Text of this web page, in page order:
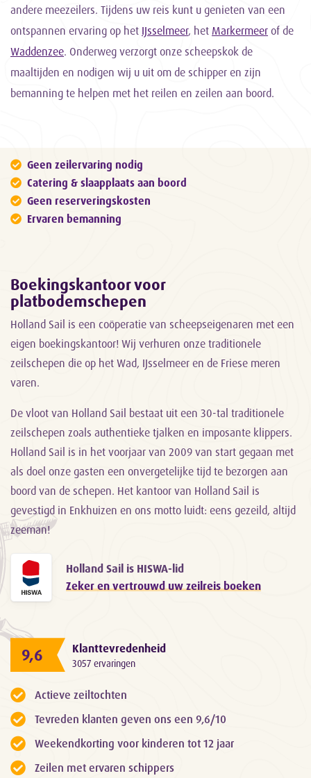
andere meezeilers. Tijdens uw reis kunt u genieten van een
ontspannen ervaring op het IJsselmeer, het Markermeer of de
Waddenzee. Onderweg verzorgt onze scheepskok de
maaltijden en nodigen wij u uit om de schipper en zijn
bemanning te helpen met het reilen en zeilen aan boord.
Geen zeilervaring nodig
Catering & slaapplaats aan boord
Geen reserveringskosten
Ervaren bemanning
Boekingskantoor voor
platbodemschepen
Holland Sail is een coöperatie van scheepseigenaren met een
eigen boekingskantoor! Wij verhuren onze traditionele
zeilschepen die op het Wad, IJsselmeer en de Friese meren
varen.
De vloot van Holland Sail bestaat uit een 30-tal traditionele
zeilschepen zoals authentieke tjalken en imposante klippers.
Holland Sail is in het voorjaar van 2009 van start gegaan met
als doel onze gasten een onvergetelijke tijd te bezorgen aan
boord van de schepen. Het kantoor van Holland Sail is
gevestigd in Enkhuizen en ons motto luidt: eens gezeild, altijd
zeeman!
Holland Sail is HISWA-lid
Zeker en vertrouwd uw zeilreis boeken
9,6 Klanttevredenheid
3057 ervaringen
Actieve zeiltochten
Tevreden klanten geven ons een 9,6/10
Weekendkorting voor kinderen tot 12 jaar
Zeilen met ervaren schippers